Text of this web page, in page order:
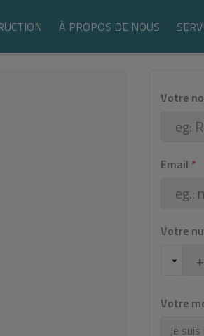
À PROPOS DE NOUS
Votre
Email *
Votre
Votre